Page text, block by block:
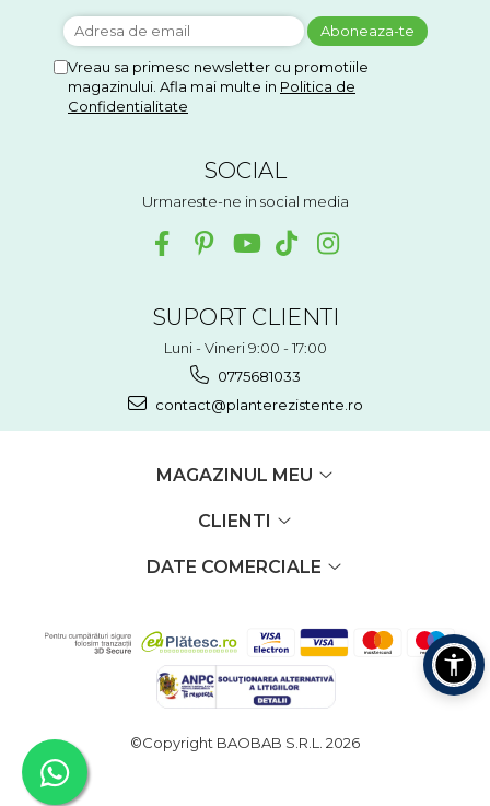
Vreau sa primesc newsletter cu promotiile
magazinului. Afla mai multe in Politica de
Confidentialitate
SOCIAL
Urmareste-ne in social media
SUPORT CLIENTI
Luni - Vineri 9:00 - 17:00
0775681033
contact@planterezistente.ro
MAGAZINUL MEU
CLIENTI
DATE COMERCIALE
©Copyright BAOBAB S.R.L. 2026